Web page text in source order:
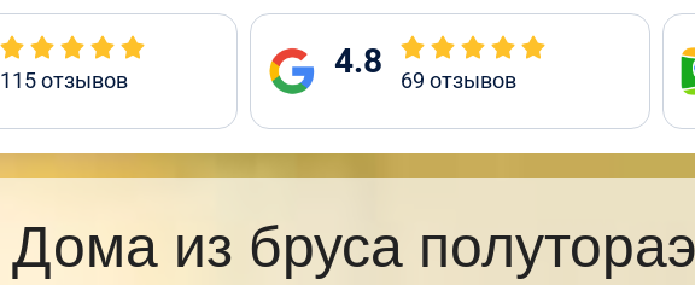
115отзывов 4.8 69 отзывов
Дома из бруса